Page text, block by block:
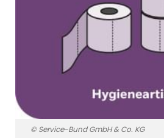
© Service-Bund GmbH & Co. KG